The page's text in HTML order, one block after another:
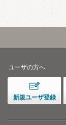
ユーザの方へ
新規ユーザ登録